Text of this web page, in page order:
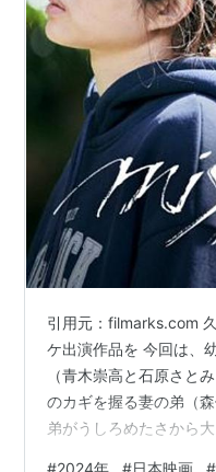
引用元：filmarks.com
ケ出演作品を 今回は、
（青木崇高と石原さと
のカギを握る妻の弟（
弟がうしろめたさから
#2024年 #日本映画 #